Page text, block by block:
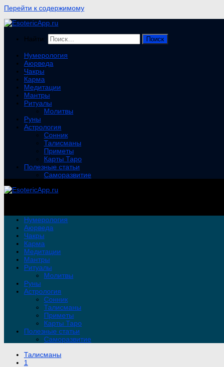
Перейти к содержимому
Найти:
Нумерология
Аюрведа
Чакры
Карма
Медитации
Мантры
Ритуалы
Молитвы
Руны
Астрология
Сонник
Талисманы
Приметы
Карты Таро
Полезные статьи
Саморазвитие
Нумерология
Аюрведа
Чакры
Карма
Медитации
Мантры
Ритуалы
Молитвы
Руны
Астрология
Сонник
Талисманы
Приметы
Карты Таро
Полезные статьи
Саморазвитие
Талисманы
1